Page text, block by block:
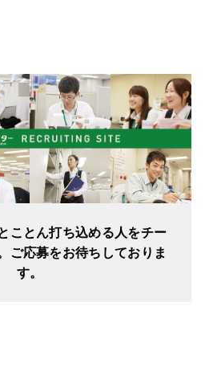
ことん打ち込める人をチー
ご応募をお待ちしておりま
す。